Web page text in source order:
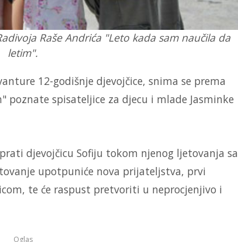
Raše Andrića "Leto kada sam naučila da
letim".
12-godišnje djevojčice, snima se prema
spisateljice za djecu i mlade Jasminke
djevojčicu Sofiju tokom njenog ljetovanja sa
upotpuniće nova prijateljstva, prvi
te će raspust pretvoriti u neprocjenjivo i
Oglas